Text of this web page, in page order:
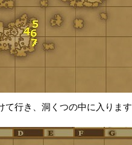
行き、洞くつの中に入ります